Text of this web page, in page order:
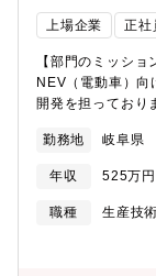
にわたることに加
産まで一貫して
きます。【採用
めの採用となりま
上場企業 正社
【部門のミッシ
NEV（電動車）向
開発を担っており
売上を目指して
開発まで先行開
ます。【業務内
備のメーカー調
【配属部門】技
勤務地 岐阜県
年収 525万
職種
生産技